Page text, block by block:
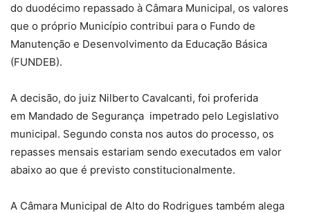
do duodécimo repassado à Câmara Municipal, os valores
que o próprio Município contribui para o Fundo de
Manutenção e Desenvolvimento da Educação Básica
(FUNDEB).
A decisão, do juiz Nilberto Cavalcanti, foi proferida
em Mandado de Segurança impetrado pelo Legislativo
municipal. Segundo consta nos autos do processo, os
repasses mensais estariam sendo executados em valor
abaixo ao que é previsto constitucionalmente.
A Câmara Municipal de Alto do Rodrigues também alega